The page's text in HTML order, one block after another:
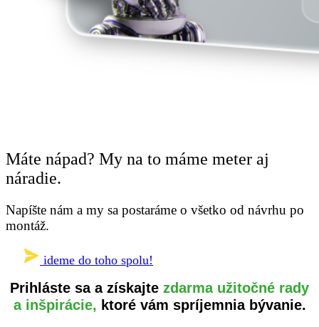
Máte nápad? My na to máme meter aj
náradie.
Napíšte nám a my sa postaráme o všetko od návrhu po
montáž.
ideme do toho spolu!
Prihláste sa a získajte zdarma užitočné rady
a inšpirácie, ktoré vám spríjemnia bývanie.